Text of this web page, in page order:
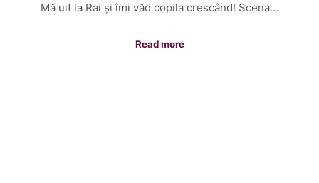
Mă uit la Rai și îmi văd copila crescând! Scena…
Read more